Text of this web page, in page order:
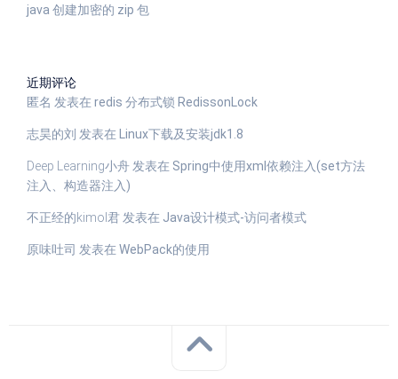
java 创建加密的 zip 包
近期评论
匿名 发表在 redis 分布式锁 RedissonLock
志昊的刘 发表在 Linux下载及安装jdk1.8
Deep Learning小舟 发表在 Spring中使用xml依赖注入(set方法
注入、构造器注入)
不正经的kimol君 发表在 Java设计模式-访问者模式
原味吐司 发表在 WebPack的使用